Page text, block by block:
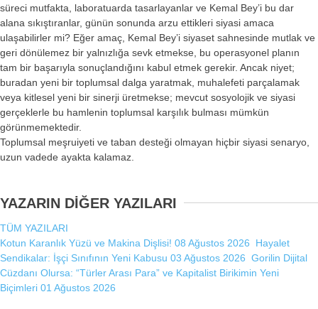
süreci mutfakta, laboratuarda tasarlayanlar ve Kemal Bey’i bu dar
alana sıkıştıranlar, günün sonunda arzu ettikleri siyasi amaca
ulaşabilirler mi? Eğer amaç, Kemal Bey’i siyaset sahnesinde mutlak ve
geri dönülemez bir yalnızlığa sevk etmekse, bu operasyonel planın
tam bir başarıyla sonuçlandığını kabul etmek gerekir. Ancak niyet;
buradan yeni bir toplumsal dalga yaratmak, muhalefeti parçalamak
veya kitlesel yeni bir sinerji üretmekse; mevcut sosyolojik ve siyasi
gerçeklerle bu hamlenin toplumsal karşılık bulması mümkün
görünmemektedir.
Toplumsal meşruiyeti ve taban desteği olmayan hiçbir siyasi senaryo,
uzun vadede ayakta kalamaz.
YAZARIN DİĞER YAZILARI
TÜM YAZILARI
Kotun Karanlık Yüzü ve Makina Dişlisi! 08 Ağustos 2026
Hayalet
Sendikalar: İşçi Sınıfının Yeni Kabusu 03 Ağustos 2026 Gorilin Dijital
Cüzdanı Olursa: “Türler Arası Para” ve Kapitalist Birikimin Yeni
Biçimleri 01 Ağustos 2026